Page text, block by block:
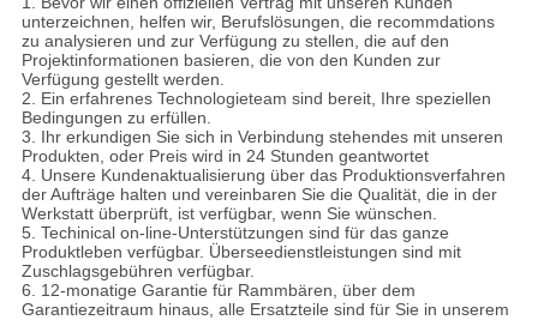
unterzeichnen, helfen wir, Berufslösungen, die recommdations
zu analysieren und zur Verfügung zu stellen, die auf den
Projektinformationen basieren, die von den Kunden zur
Verfügung gestellt werden.
2. Ein erfahrenes Technologieteam sind bereit, Ihre speziellen
Bedingungen zu erfüllen.
3. Ihr erkundigen Sie sich in Verbindung stehendes mit unseren
Produkten, oder Preis wird in 24 Stunden geantwortet
4. Unsere Kundenaktualisierung über das Produktionsverfahren
der Aufträge halten und vereinbaren Sie die Qualität, die in der
Werkstatt überprüft, ist verfügbar, wenn Sie wünschen.
5. Techinical on-line-Unterstützungen sind für das ganze
Produktleben verfügbar. Überseedienstleistungen sind mit
Zuschlagsgebühren verfügbar.
6. 12-monatige Garantie für Rammbären, über dem
Garantiezeitraum hinaus, alle Ersatzteile sind für Sie in unserem